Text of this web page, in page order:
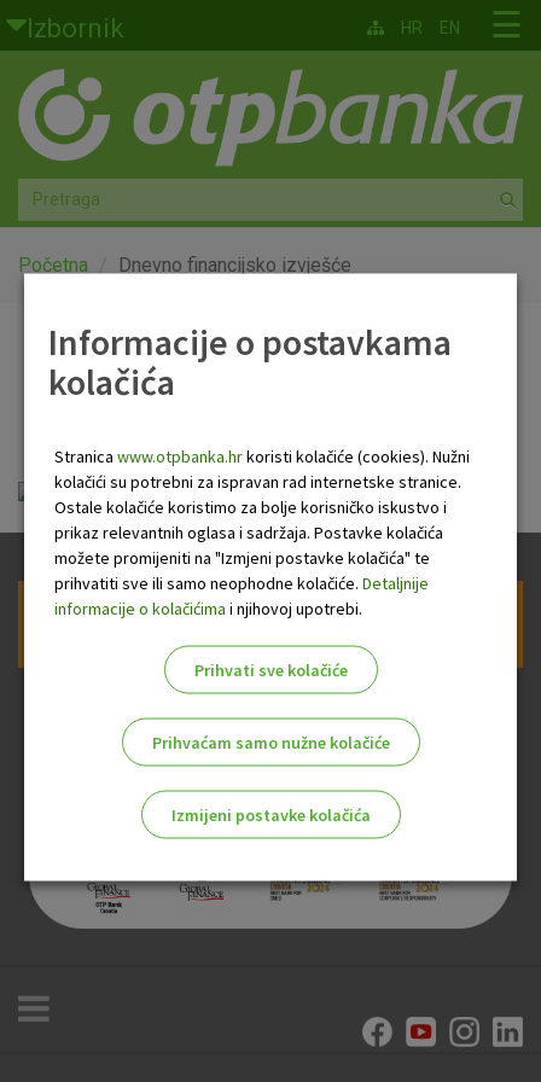
Skoči na glavni sadržaj
Izbornik
Građani
Privatno bankarstvo
Agro
Mala poduzeća i obrtnici
Globalna tržišta
O nama
☰
HR EN
Početna Dnevno financijsko izvješće
Dnevno financijsko
Dnevno financijsko izvješće.pdf
Prijava na newsletter OTP banke
Informacije o postavkama
kolačića
Stranica www.otpbanka.hrkoristi kolačiće (cookies). Nužni
kolačići su potrebni za ispravan rad internetske stranice.
Ostale kolačiće koristimo za bolje korisničko iskustvo i
prikaz relevantnih oglasa i sadržaja. Postavke kolačića
možete promijeniti na "Izmjeni postavke kolačića" te
prihvatiti sve ili samo neophodne kolačiće. Detaljnije
informacije o kolačićima i njihovoj upotrebi.
Prihvati sve kolačiće
Prihvaćam samo nužne kolačiće
Izmijeni postavke kolačića